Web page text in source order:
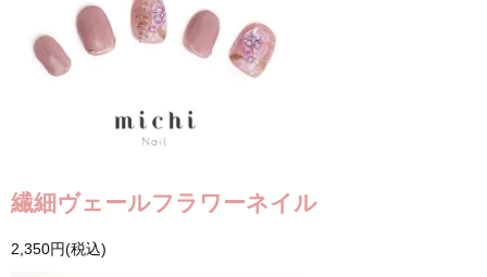
繊細ヴェールフラワーネイル
2,350円(税込)